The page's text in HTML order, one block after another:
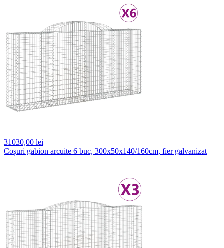
31030,00 lei
Coșuri gabion arcuite 6 buc, 300x50x140/160cm, fier galvanizat